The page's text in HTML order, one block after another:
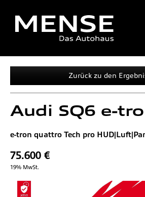
Zurück zu den
Audi SQ6 e-
e-tron quattro Tech pro
75.600 €
19% MwSt.